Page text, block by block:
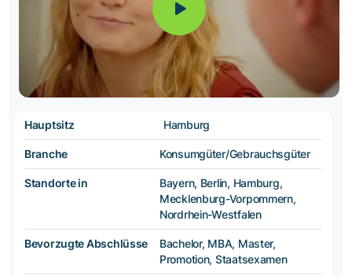
Hauptsitz Hamburg
Branche Konsumgüter/Gebrauchsgüter
Standorte in
Bayern, Berlin, Hamburg,
Mecklenburg-Vorpommern,
Nordrhein-Westfalen
Bevorzugte Abschlüsse
Bachelor, MBA, Master,
Promotion, Staatsexamen